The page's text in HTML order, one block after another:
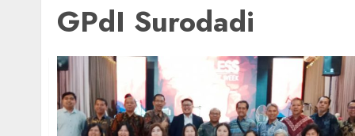
GPdI Surodadi